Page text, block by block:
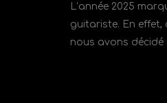
L’année 2025
guitariste. En effet,
nous avons décidé